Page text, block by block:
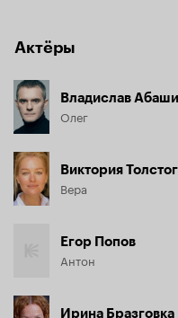
Актёры
Владислав
Олег
Виктория
Вера
Егор Попов
Антон
Ирина Бразговка